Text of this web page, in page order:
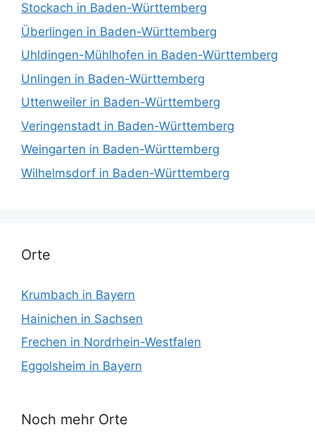
Stockach in Baden-Württemberg
Überlingen in Baden-Württemberg
Uhldingen-Mühlhofen in Baden-Württemberg
Unlingen in Baden-Württemberg
Uttenweiler in Baden-Württemberg
Veringenstadt in Baden-Württemberg
Weingarten in Baden-Württemberg
Wilhelmsdorf in Baden-Württemberg
Orte
Krumbach in Bayern
Hainichen in Sachsen
Frechen in Nordrhein-Westfalen
Eggolsheim in Bayern
Noch mehr Orte